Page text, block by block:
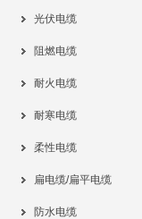
光伏电缆
阻燃电缆
耐火电缆
耐寒电缆
柔性电缆
扁电缆/扁平电缆
防水电缆